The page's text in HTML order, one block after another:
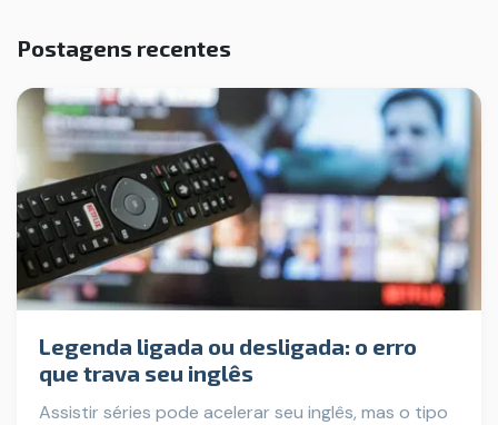
Postagens recentes
Legenda ligada ou desligada: o erro
que trava seu inglês
Assistir séries pode acelerar seu inglês, mas o tipo